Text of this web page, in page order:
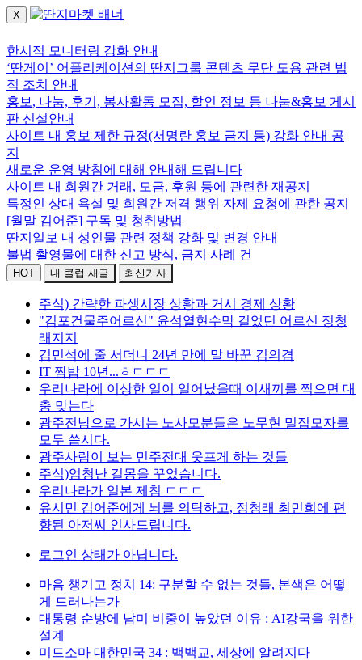
X
한시적 모니터링 강화 안내
‘딴게이’ 어플리케이션의 딴지그룹 콘텐츠 무단 도용 관련 법
적 조치 안내
홍보, 나눔, 후기, 봉사활동 모집, 할인 정보 등 나눔&홍보 게시
판 신설안내
사이트 내 홍보 제한 규정(서명란 홍보 금지 등) 강화 안내 공
지
새로운 운영 방침에 대해 안내해 드립니다
사이트 내 회원간 거래, 모금, 후원 등에 관련한 재공지
특정인 상대 욕설 및 회원간 저격 행위 자제 요청에 관한 공지
[월말 김어준] 구독 및 청취방법
딴지일보 내 성인물 관련 정책 강화 및 변경 안내
불법 촬영물에 대한 신고 방식, 금지 사례 건
HOT 내 클럽 새글 최신기사
주식) 간략한 파생시장 상황과 거시 경제 상황
"김포건물주어르신" 윤석열현수막 걸었던 어르신 정청
래지지
김민석에 줄 서더니 24년 만에 말 바꾼 김의겸
IT 짬밥 10년...ㅎㄷㄷㄷ
우리나라에 이상한 일이 일어났을때 이새끼를 찍으면 대
충 맞는다
광주전남으로 가시는 노사모분들은 노무현 밀집모자를
모두 씁시다.
광주사람이 보는 민주전대 웃프게 하는 것들
주식)엄청난 길몽을 꾸었습니다.
우리나라가 일본 제침 ㄷㄷㄷ
유시민 김어준에게 뇌를 의탁하고, 정청래 최민희에 편
향된 아저씨 인사드립니다.
로그인 상태가 아닙니다.
마음 챙기고 정치 14: 구분할 수 없는 것들, 본색은 어떻
게 드러나는가
대통령 순방에 남미 비중이 높았던 이유 : AI강국을 위한
설계
미드소마 대한민국 34 : 백백교, 세상에 알려지다